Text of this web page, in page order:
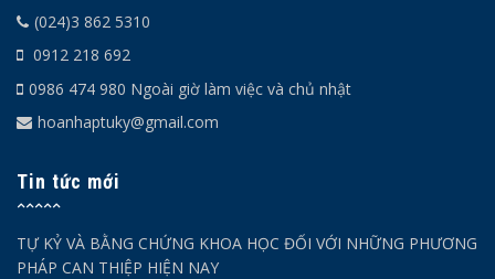
(024)3 862 5310
0912 218 692
0986 474 980 Ngoài giờ làm việc và chủ nhật
hoanhaptuky@gmail.com
Tin tức mới
TỰ KỶ VÀ BẰNG CHỨNG KHOA HỌC ĐỐI VỚI NHỮNG PHƯƠNG
PHÁP CAN THIỆP HIỆN NAY